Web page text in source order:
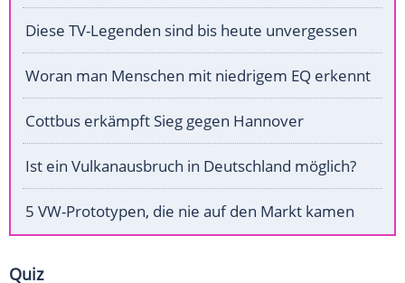
Diese TV-Legenden sind bis heute unvergessen
Woran man Menschen mit niedrigem EQ erkennt
Cottbus erkämpft Sieg gegen Hannover
Ist ein Vulkanausbruch in Deutschland möglich?
5 VW-Prototypen, die nie auf den Markt kamen
Quiz